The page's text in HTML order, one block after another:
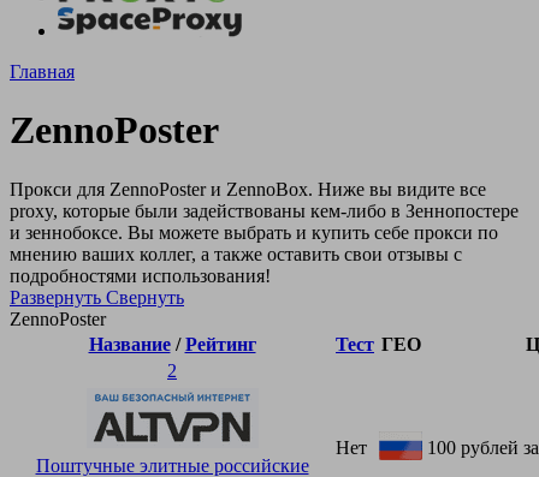
Главная
ZennoPoster
Прокси для ZennoPoster и ZennoBox. Ниже вы видите все
proxy, которые были задействованы кем-либо в Зеннопостере
и зеннобоксе. Вы можете выбрать и купить себе прокси по
мнению ваших коллег, а также оставить свои отзывы с
подробностями использования!
Развернуть Свернуть
ZennoPoster
Название/Рейтинг Тест ГЕО
2
Поштучные элитные российские
Нет 100 рублей